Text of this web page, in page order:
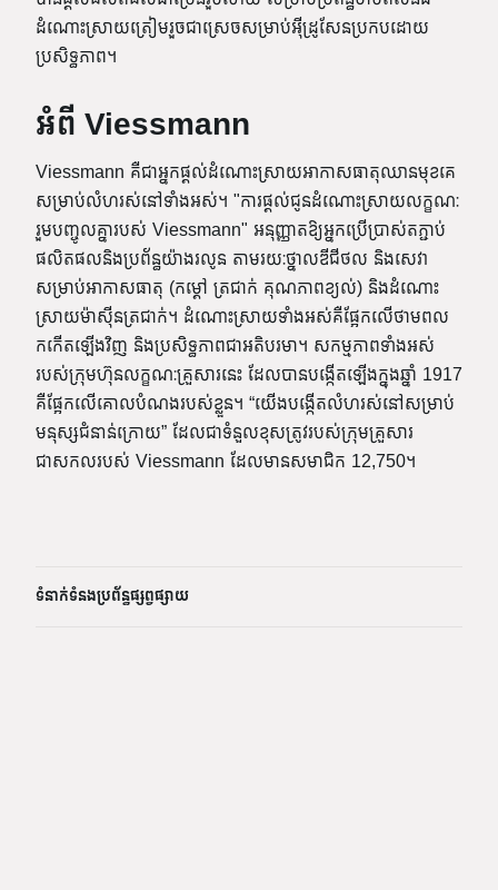
ដំណោះស្រាយត្រៀមរួចជាស្រេចសម្រាប់អ៊ីដ្រូសែនប្រកបដោយ
ប្រសិទ្ធភាព។
អំពី Viessmann
Viessmann គឺជាអ្នកផ្តល់ដំណោះស្រាយអាកាសធាតុឈានមុខគេ
សម្រាប់លំហរស់នៅទាំងអស់។ "ការផ្តល់ជូនដំណោះស្រាយលក្ខណៈ
រួមបញ្ចូលគ្នារបស់ Viessmann" អនុញ្ញាតឱ្យអ្នកប្រើប្រាស់តភ្ជាប់
ផលិតផលនិងប្រព័ន្ធយ៉ាងរលូន តាមរយៈថ្នាលឌីជីថល និងសេវា
សម្រាប់អាកាសធាតុ (កម្ដៅ ត្រជាក់ គុណភាពខ្យល់) និងដំណោះ
ស្រាយម៉ាស៊ីនត្រជាក់។ ដំណោះស្រាយទាំងអស់គឺផ្អែកលើថាមពល
កកើតឡើងវិញ និងប្រសិទ្ធភាពជាអតិបរមា។ សកម្មភាពទាំងអស់
របស់ក្រុមហ៊ុនលក្ខណៈគ្រួសារនេះ ដែលបានបង្កើតឡើងក្នុងឆ្នាំ 1917
គឺផ្អែកលើគោលបំណងរបស់ខ្លួន។ “យើងបង្កើតលំហរស់នៅសម្រាប់
មនុស្សជំនាន់ក្រោយ” ដែលជាទំនួលខុសត្រូវរបស់ក្រុមគ្រួសារ
ជាសកលរបស់ Viessmann ដែលមានសមាជិក 12,750។
ទំនាក់ទំនងប្រព័ន្ធផ្សព្វផ្សាយ